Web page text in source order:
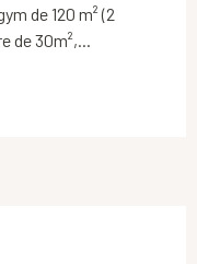
de 120 m² (2
30m²,...